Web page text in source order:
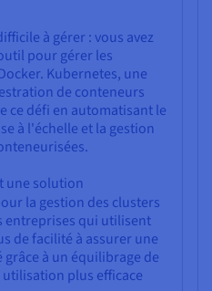
à gérer : vous avez
pour gérer les
Kubernetes, une
de conteneurs
ce défi en automatisant le
à l'échelle et la gestion
une solution
la gestion des clusters
entreprises qui utilisent
de facilité à assurer une
à un équilibrage de
plus efficace